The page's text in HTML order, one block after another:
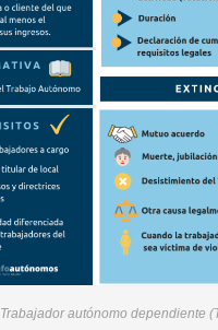
Trabajador autónomo dependiente